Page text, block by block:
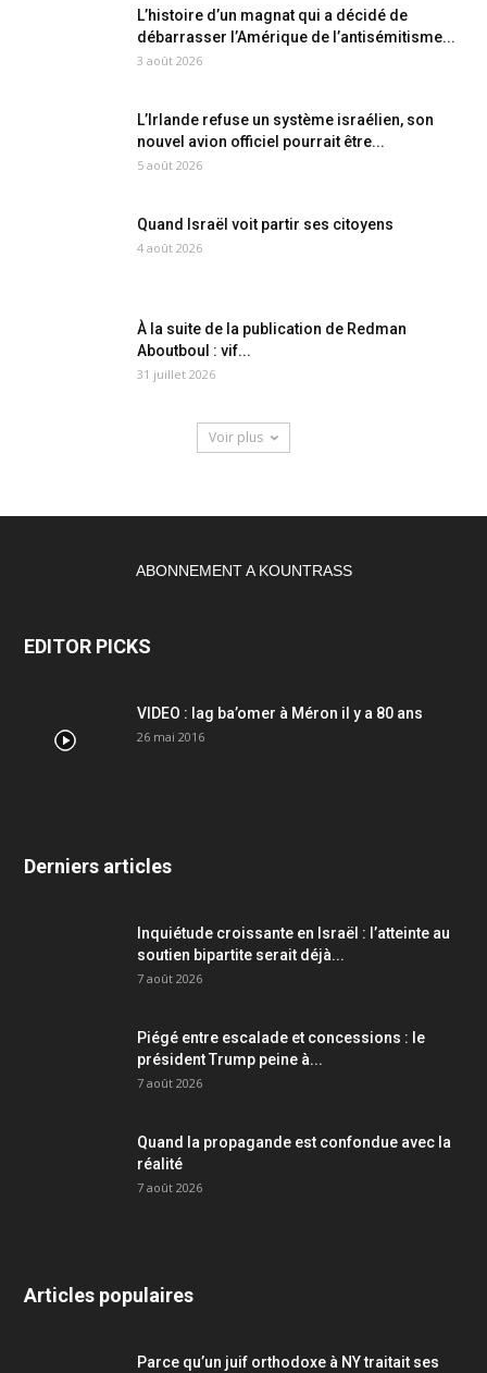
L’histoire d’un magnat qui a décidé de
débarrasser l’Amérique de l’antisémitisme...
3 août 2026
L’Irlande refuse un système israélien, son
nouvel avion officiel pourrait être...
5 août 2026
Quand Israël voit partir ses citoyens
4 août 2026
À la suite de la publication de Redman
Aboutboul : vif...
31 juillet 2026
Voir plus
ABONNEMENT A KOUNTRASS
EDITOR PICKS
VIDEO : lag ba’omer à Méron il y a 80 ans
26 mai 2016
Derniers articles
Inquiétude croissante en Israël : l’atteinte au
soutien bipartite serait déjà...
7 août 2026
Piégé entre escalade et concessions : le
président Trump peine à...
7 août 2026
Quand la propagande est confondue avec la
réalité
7 août 2026
Articles populaires
Parce qu’un juif orthodoxe à NY traitait ses